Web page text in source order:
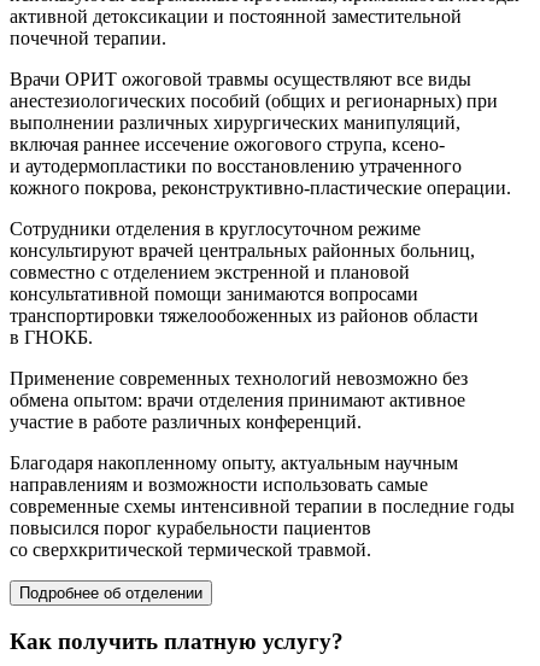
активной детоксикации и постоянной заместительной
почечной терапии.
Врачи ОРИТ ожоговой травмы осуществляют все виды
анестезиологических пособий (общих и регионарных) при
выполнении различных хирургических манипуляций,
включая раннее иссечение ожогового струпа, ксено-
и аутодермопластики по восстановлению утраченного
кожного покрова, реконструктивно-пластические операции.
Сотрудники отделения в круглосуточном режиме
консультируют врачей центральных районных больниц,
совместно с отделением экстренной и плановой
консультативной помощи занимаются вопросами
транспортировки тяжелообоженных из районов области
в ГНОКБ.
Применение современных технологий невозможно без
обмена опытом: врачи отделения принимают активное
участие в работе различных конференций.
Благодаря накопленному опыту, актуальным научным
направлениям и возможности использовать самые
современные схемы интенсивной терапии в последние годы
повысился порог курабельности пациентов
со сверхкритической термической травмой.
Подробнее об отделении
Как получить платную услугу?